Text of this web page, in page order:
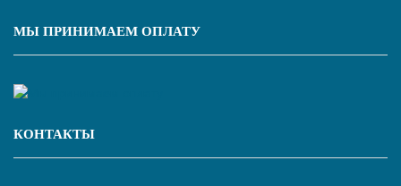
МЫ ПРИНИМАЕМ ОПЛАТУ
КОНТАКТЫ